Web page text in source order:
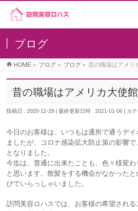
ブログ
HOME » ブログ » ブログ » 昔の職場はアメリ
昔の職場はアメリカ大使館
投稿日 : 2020-12-29 最終更新日時 : 2021-01-06 カ
今日のお客様は、いつもは通所で通うデ
ましたが、コロナ感染拡大防止策の影響
となりました。
今迄は、普通に出来たことも、色々様変
と思います。散髪をする機会がなかった
びていらっしゃいました。
訪問美容ロハスでは、お客様の希望され